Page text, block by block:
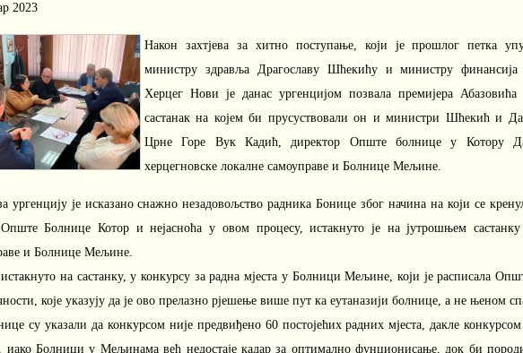
2023
Након захтјева за хитно поступање, који је прошлог петка
министру здравља Драгославу Шћекићу и министру
Херцег Нови је данас ургенцијом позвала премијера
састанак на којем би прусуствовали он и министри Шћекић и
Црне Горе Вук Кадић, директор Опште болнице у Котору
херцегновске локалне самоуправе и Болнице Мељине.
ургенцију је исказано снажно незадовољство радника Бонице због начина на који се
Болнице Котор и нејасноћа у овом процесу, истакнуто је на јутрошњем састанку
и Болнице Мељине.
истакнуто на састанку, у конкурсу за радна мјеста у Болници Мељине, који је расписала
које указују да је ово прелазно рјешење више пут ка еутаназији болнице, а не њеном
су указали да конкурсом није предвиђено 60 постојећих радних мјеста, дакле
иако Болници у Мељинама већ недостаје кадар за оптимално фунционисање, док би